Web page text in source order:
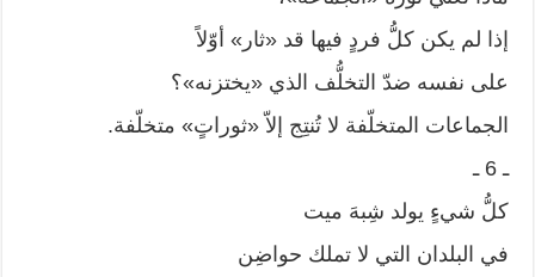
إذا لم يكن كلُّ فردٍ فيها قد «ثار» أوّلاً
على نفسه ضدّ التخلُّف الذي «يختزنه»؟
الجماعات المتخلّفة لا تُنتِج إلاّ «ثوراتٍ» متخلّفة.
ـ 6 ـ
كلُّ شيءٍ يولد شِبهَ ميت
في البلدان التي لا تملك حواضِن